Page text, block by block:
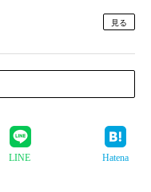
見る
LINE Hatena